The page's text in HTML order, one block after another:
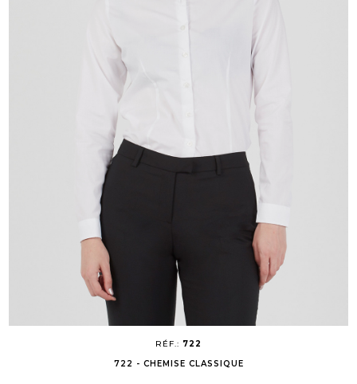
RÉF.: 722
722 - CHEMISE CLASSIQUE